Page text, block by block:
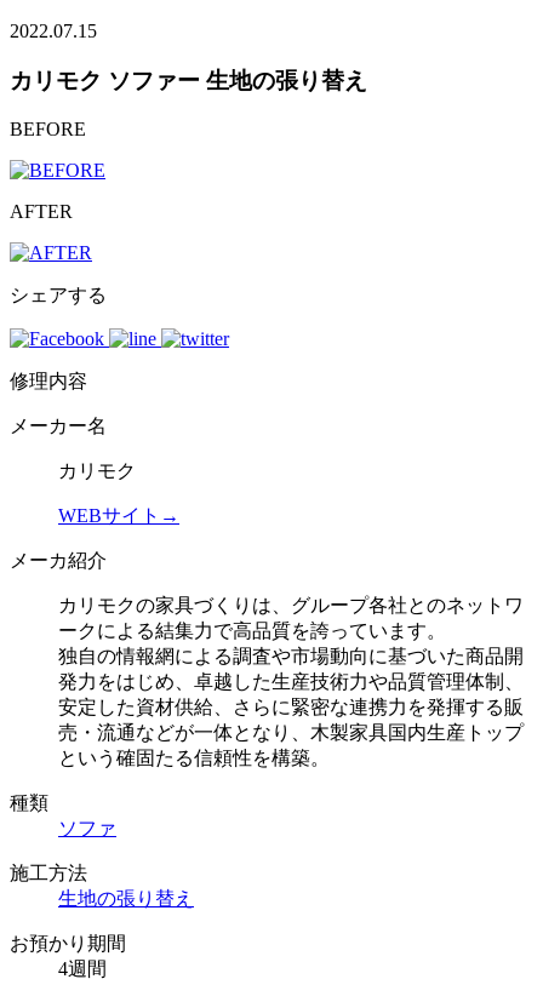
2022.07.15
カリモク ソファー 生地の張り替え
BEFORE
AFTER
シェアする
修理内容
メーカー名
カリモク
WEBサイト→
メーカ紹介
カリモクの家具づくりは、グループ各社とのネットワ
ークによる結集力で高品質を誇っています。
独自の情報網による調査や市場動向に基づいた商品開
発力をはじめ、卓越した生産技術力や品質管理体制、
安定した資材供給、さらに緊密な連携力を発揮する販
売・流通などが一体となり、木製家具国内生産トップ
という確固たる信頼性を構築。
種類
ソファ
施工方法
生地の張り替え
お預かり期間
4週間